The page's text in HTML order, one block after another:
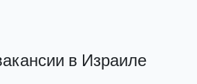
в Израиле